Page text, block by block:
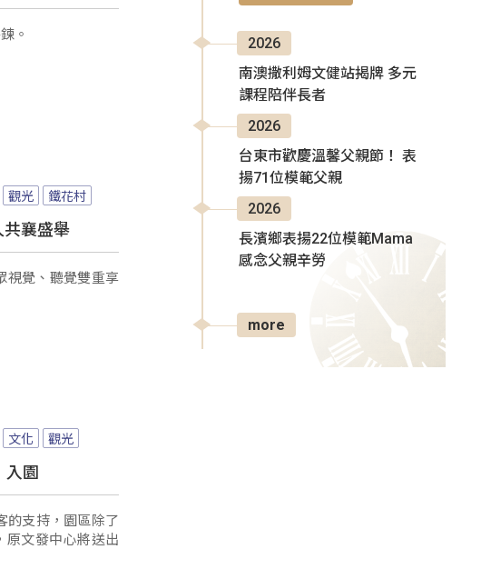
。
觀光 鐵花村
共襄盛舉
視覺、聽覺雙重享
文化 觀光
入園
的支持，園區除了
原文發中心將送出
2026
南澳撒利姆文健站揭牌 多元
課程陪伴長者
2026
台東市歡慶溫馨父親節！ 表
揚71位模範父親
2026
長濱鄉表揚22位模範Mama
感念父親辛勞
more